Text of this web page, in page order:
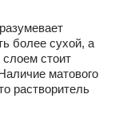
более сухой, а
стоит
матового
растворитель